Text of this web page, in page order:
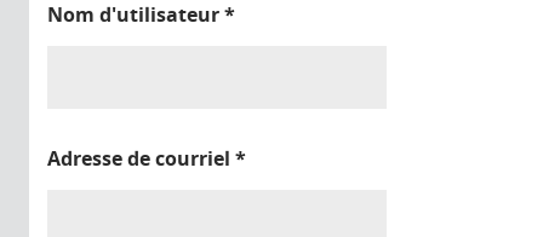
Nom d'utilisateur*
Adresse de courriel *